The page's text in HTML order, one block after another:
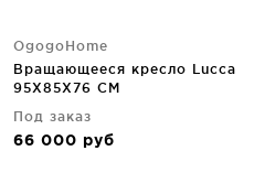
OgogoHome
Вращающееся кресло Lucca
95X85X76 CM
Под заказ
66 000 руб